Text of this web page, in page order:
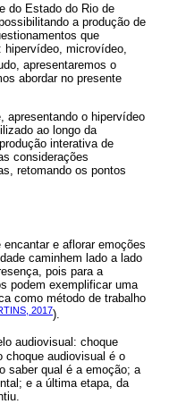
do Estado do Rio de
a produção de
que
microvídeo,
apresentaremos o
abordar no presente
apresentando o hipervídeo
ao longo da
interativa de
considerações
retomando os pontos
e aflorar emoções
caminhem lado a lado
pois para a
podem exemplificar uma
como método de trabalho
2017).
audiovisual: choque
choque audiovisual é o
saber qual é a emoção; a
e a última etapa, da